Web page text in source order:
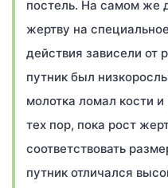
постель. На самом же
жертву на
действия зависели от
путник был
молотка ломал кости
тех пор, пока рост
соответствовать
путник отличался